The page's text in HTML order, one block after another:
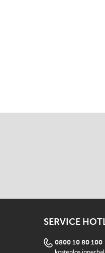
SERVICE
0800 10 80 100